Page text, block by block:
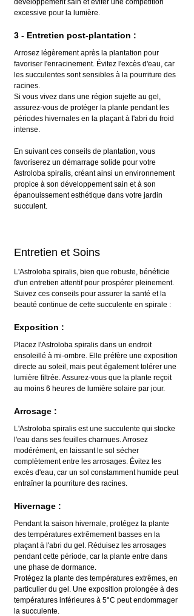
excessive pour la lumière.
3 - Entretien post-plantation :
Arrosez légèrement après la plantation pour
favoriser l'enracinement. Évitez l'excès d'eau, car
les succulentes sont sensibles à la pourriture des
racines.
Si vous vivez dans une région sujette au gel,
assurez-vous de protéger la plante pendant les
périodes hivernales en la plaçant à l'abri du froid
intense.
En suivant ces conseils de plantation, vous
favoriserez un démarrage solide pour votre
Astroloba spiralis, créant ainsi un environnement
propice à son développement sain et à son
épanouissement esthétique dans votre jardin
succulent.
Entretien et Soins
L'Astroloba spiralis, bien que robuste, bénéficie
d'un entretien attentif pour prospérer pleinement.
Suivez ces conseils pour assurer la santé et la
beauté continue de cette succulente en spirale :
Exposition :
Placez l'Astroloba spiralis dans un endroit
ensoleillé à mi-ombre. Elle préfère une exposition
directe au soleil, mais peut également tolérer une
lumière filtrée. Assurez-vous que la plante reçoit
au moins 6 heures de lumière solaire par jour.
Arrosage :
L'Astroloba spiralis est une succulente qui stocke
l'eau dans ses feuilles charnues. Arrosez
modérément, en laissant le sol sécher
complètement entre les arrosages. Évitez les
excès d'eau, car un sol constamment humide peut
entraîner la pourriture des racines.
Hivernage :
Pendant la saison hivernale, protégez la plante
des températures extrêmement basses en la
plaçant à l'abri du gel. Réduisez les arrosages
pendant cette période, car la plante entre dans
une phase de dormance.
Protégez la plante des températures extrêmes, en
particulier du gel. Une exposition prolongée à des
températures inférieures à 5°C peut endommager
la succulente.